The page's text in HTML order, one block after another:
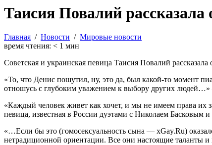
Таисия Повалий
Главная / Новости / Мировые новости
время чтения: < 1 мин
Советская и украинская певица Таисия Повалий
«То, что Денис пошутил, ну, это да, был какой-то момент
отношусь с глубоким уважением к выбору других людей…»
«Каждый человек живет как хочет, и мы не имеем права их
певица, известная в России дуэтами с Николаем Басковым
«…Если бы это (гомосексуальность сына — xGay.Ru)
нетрадиционной ориентации. Все они настоящие таланты